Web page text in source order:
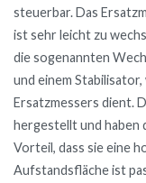
steuerbar. Das
ist sehr leicht zu
die sogenannten
und einem
Ersatzmessers dient.
hergestellt und haben
Vorteil, dass sie eine
Aufstandsfläche ist